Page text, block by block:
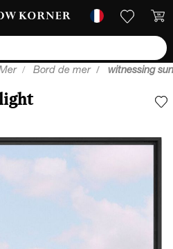
Bord de mer witnessing